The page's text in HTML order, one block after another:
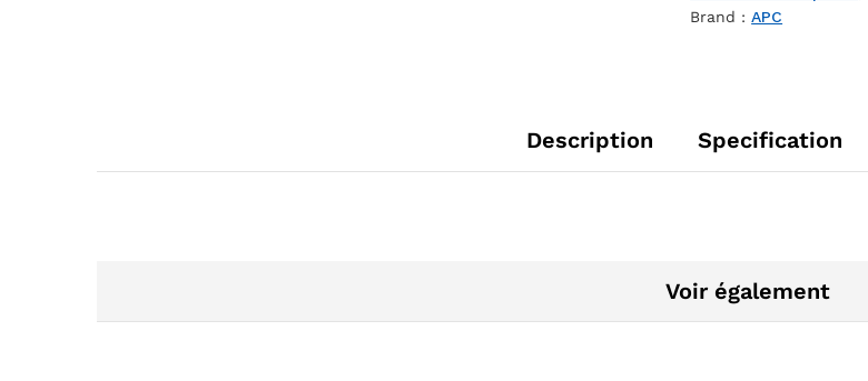
Brand :APC
Description Specification
Voir également